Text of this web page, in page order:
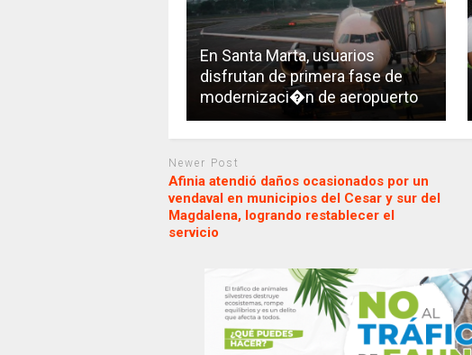
En Santa Marta, usuarios
disfrutan de primera fase de
modernizaci�n de aeropuerto
Newer Post
Afinia atendió daños ocasionados por un
vendaval en municipios del Cesar y sur del
Magdalena, logrando restablecer el
servicio